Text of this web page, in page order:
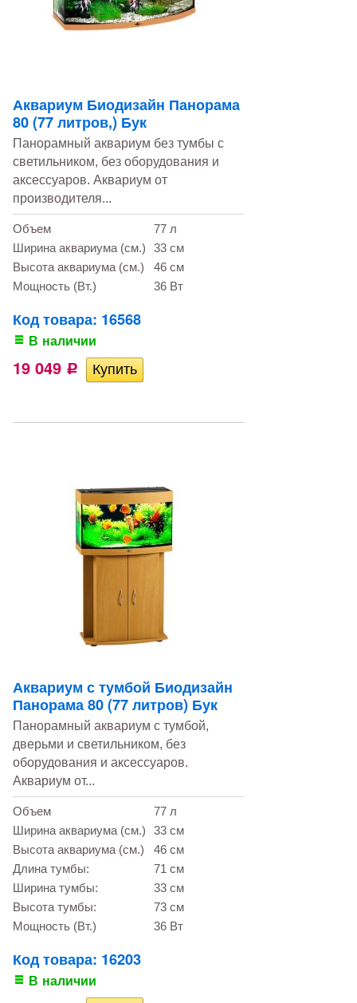
Аквариум Биодизайн Панорама
80 (77 литров,) Бук
Панорамный аквариум без тумбы с
светильником, без оборудования и
аксессуаров. Аквариум от
производителя...
Объем
77 л
Ширина аквариума (см.)
33 см
Высота аквариума (см.)
46 см
Мощность (Вт.)
36 Вт
Код товара: 16568
В наличии
19 049 Р
Аквариум с тумбой Биодизайн
Панорама 80 (77 литров) Бук
Панорамный аквариум с тумбой,
дверьми и светильником, без
оборудования и аксессуаров.
Аквариум от...
Объем
77 л
Ширина аквариума (см.)
33 см
Высота аквариума (см.)
46 см
Длина тумбы:
71 см
Ширина тумбы:
33 см
Высота тумбы:
73 см
Мощность (Вт.)
36 Вт
Код товара: 16203
В наличии